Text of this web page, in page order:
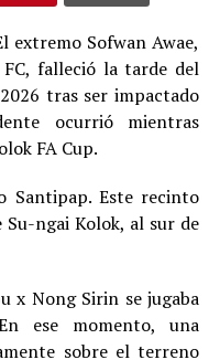
extremo Sofwan Awae,
falleció la tarde del
tras ser impactado
ocurrió mientras
FA Cup.
Santipap. Este recinto
ngai Kolok, al sur de
x Nong Sirin se jugaba
ese momento, una
sobre el terreno